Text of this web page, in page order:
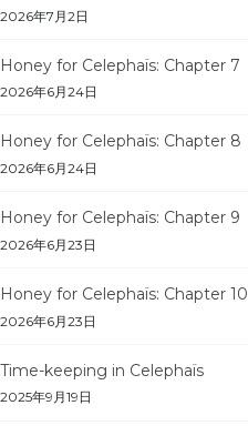
2026年7月2日
Honey for Celephaïs: Chapter 7
2026年6月24日
Honey for Celephaïs: Chapter 8
2026年6月24日
Honey for Celephaïs: Chapter 9
2026年6月23日
Honey for Celephaïs: Chapter 10
2026年6月23日
Time-keeping in Celephaïs
2025年9月19日